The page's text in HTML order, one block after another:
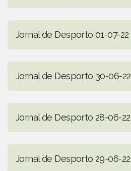
Jornal de Desporto 01-07-22
Jornal de Desporto 30-06-22
Jornal de Desporto 28-06-22
Jornal de Desporto 29-06-22